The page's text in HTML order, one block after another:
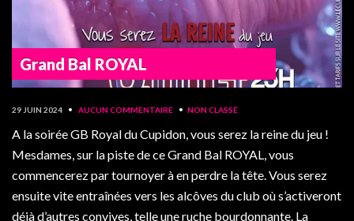
Grand Bal ROYAL
29 JUIN 2024 • AUCUN COMMENTAIRE • NON CLASSÉ
A la soirée GB Royal du Cupidon, vous serez la reine du jeu !
Mesdames, sur la piste de ce Grand Bal ROYAL, vous
commencerez par tournoyer à en perdre la tête. Vous serez
ensuite vite entraînées vers les alcôves du club où s’activeront
déjà d’autres convives, telle une ruche bourdonnante. La